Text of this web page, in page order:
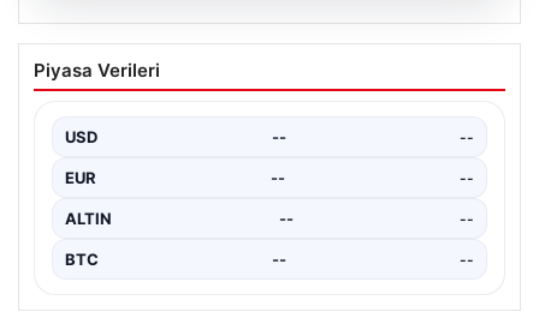
05.08.2026
Emekli maaşı ödemeleri ne zaman
yatacak? SGK, Bağ-Kur, Emekli Sandığı
Piyasa Verileri
USD -- --
EUR -- --
ALTIN -- --
BTC -- --